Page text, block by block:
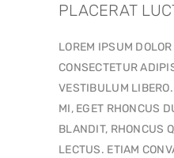
PLACERAT
LOREM IPSUM
CONSECTETUR
VESTIBULUM
MI, EGET RHONCUS
BLANDIT, RHONCUS
LECTUS. ETIAM